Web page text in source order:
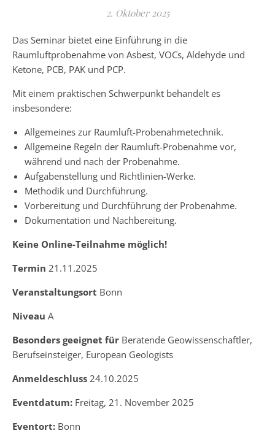
2. Oktober 2025
Das Seminar bietet eine Einführung in die
Raumluftprobenahme von Asbest, VOCs, Aldehyde und
Ketone, PCB, PAK und PCP.
Mit einem praktischen Schwerpunkt behandelt es
insbesondere:
Allgemeines zur Raumluft-Probenahmetechnik.
Allgemeine Regeln der Raumluft-Probenahme vor,
während und nach der Probenahme.
Aufgabenstellung und Richtlinien-Werke.
Methodik und Durchführung.
Vorbereitung und Durchführung der Probenahme.
Dokumentation und Nachbereitung.
Keine Online-Teilnahme möglich!
Termin 21.11.2025
Veranstaltungsort Bonn
Niveau A
Besonders geeignet für Beratende Geowissenschaftler,
Berufseinsteiger, European Geologists
Anmeldeschluss 24.10.2025
Eventdatum: Freitag, 21. November 2025
Eventort: Bonn